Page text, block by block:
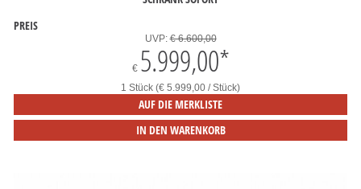
PREIS
UVP:€ 6.600,00
€ 5.999,00*
1 Stück (€ 5.999,00 / Stück)
AUF DIE MERKLISTE
IN DEN WARENKORB